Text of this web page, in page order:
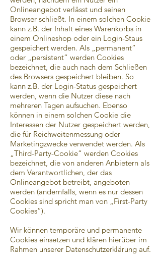
Onlineangebot verlässt und seinen
Browser schließt. In einem solchen Cookie
kann z.B. der Inhalt eines Warenkorbs in
einem Onlineshop oder ein Login-Staus
gespeichert werden. Als „permanent“
oder „persistent“ werden Cookies
bezeichnet, die auch nach dem Schließen
des Browsers gespeichert bleiben. So
kann z.B. der Login-Status gespeichert
werden, wenn die Nutzer diese nach
mehreren Tagen aufsuchen. Ebenso
können in einem solchen Cookie die
Interessen der Nutzer gespeichert werden,
die für Reichweitenmessung oder
Marketingzwecke verwendet werden. Als
„Third-Party-Cookie“ werden Cookies
bezeichnet, die von anderen Anbietern als
dem Verantwortlichen, der das
Onlineangebot betreibt, angeboten
werden (andernfalls, wenn es nur dessen
Cookies sind spricht man von „First-Party
Cookies“).
Wir können temporäre und permanente
Cookies einsetzen und klären hierüber im
Rahmen unserer Datenschutzerklärung auf.